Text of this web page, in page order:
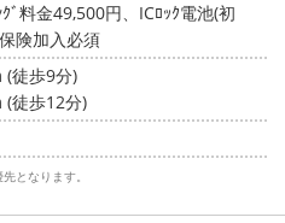
ﾞ料金49,500円、ICﾛｯｸ電池(初
険加入必須
徒歩9分)
徒歩12分)
となります。